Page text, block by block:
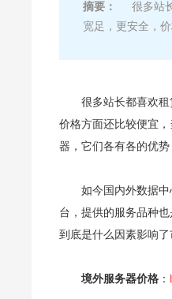
摘要：
很多站长
宽足，更安全，
很多站长都喜欢
价格方面还比较便宜
器，它们各有各的优
如今国内外数据
台，提供的服务品种
到底是什么因素影响
境外服务器价格 ：